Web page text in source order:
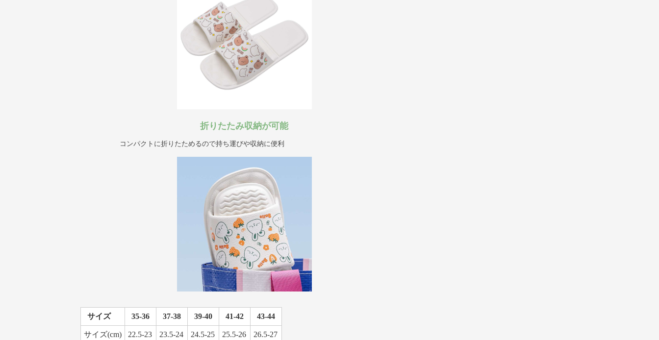
折りたたみ収納が可能
コンパクトに折りたためるので持ち運びや収納に便利
サイズ 35-36 37-38 39-40 41-42 43-44
サイズ(cm) 22.5-23 23.5-24 24.5-25 25.5-26 26.5-27